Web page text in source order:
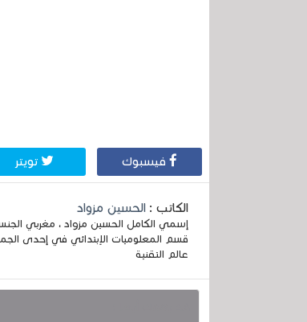
فيسبوك تويتر
الكاتب : الحسين مزواد
قسم المعلوميات الإبتدائي في إحدى
عالم التقنية